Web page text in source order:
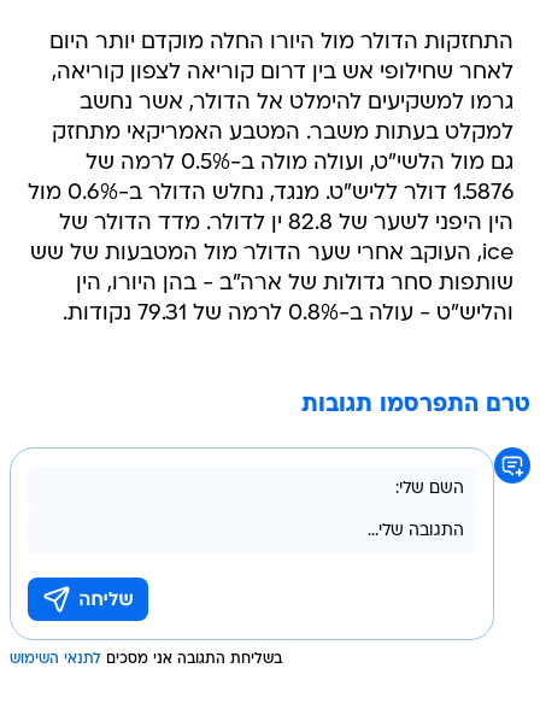
התחזקות הדולר מול היורו החלה מוקדם יותר היום
לאחר שחילופי אש בין דרום קוריאה לצפון קוריאה,
גרמו למשקיעים להימלט אל הדולר, אשר נחשב
למקלט בעתות משבר. המטבע האמריקאי מתחזק
גם מול הלשי"ט, ועולה מולה ב-0.5% לרמה של
1.5876 דולר לליש"ט. מנגד, נחלש הדולר ב-0.6% מול
הין היפני לשער של 82.8 ין לדולר. מדד הדולר של
ice, העוקב אחרי שער הדולר מול המטבעות של שש
שותפות סחר גדולות של ארה"ב - בהן היורו, הין
והליש"ט - עולה ב-0.8% לרמה של 79.31 נקודות.
טרם התפרסמו תגובות
בשליחת התגובה אני מסכים לתנאי השימוש